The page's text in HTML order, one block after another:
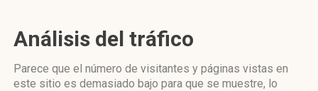
Análisis del tráfico
Parece que el número de visitantes y páginas vistas en
este sitio es demasiado bajo para que se muestre, lo